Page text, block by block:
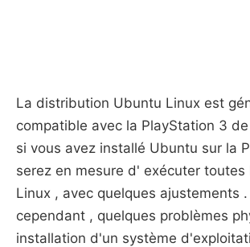
La distribution Ubuntu Linux est
compatible avec la PlayStation 3
si vous avez installé Ubuntu sur la
serez en mesure d' exécuter toutes
Linux , avec quelques ajustements .
cependant , quelques problèmes
installation d'un système